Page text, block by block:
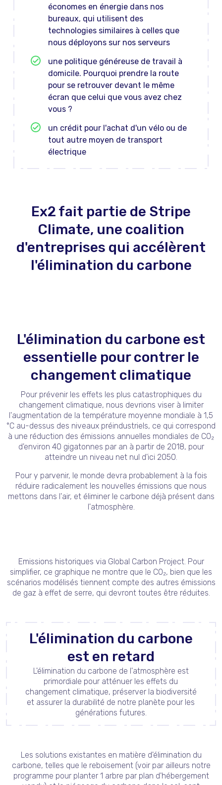
économes en énergie dans nos
bureaux, qui utilisent des
technologies similaires à celles que
nous déployons sur nos serveurs
une politique généreuse de travail à
domicile. Pourquoi prendre la route
pour se retrouver devant le même
écran que celui que vous avez chez
vous ?
un crédit pour l'achat d'un vélo ou de
tout autre moyen de transport
électrique
Ex2 fait partie de Stripe
Climate, une coalition
d'entreprises qui accélèrent
l'élimination du carbone
L'élimination du carbone est
essentielle pour contrer le
changement climatique
Pour prévenir les effets les plus catastrophiques du
changement climatique, nous devrions viser à limiter
l'augmentation de la température moyenne mondiale à 1,5
°C au-dessus des niveaux préindustriels, ce qui correspond
à une réduction des émissions annuelles mondiales de CO₂
d'environ 40 gigatonnes par an à partir de 2018, pour
atteindre un niveau net nul d'ici 2050.
Pour y parvenir, le monde devra probablement à la fois
réduire radicalement les nouvelles émissions que nous
mettons dans l'air, et éliminer le carbone déjà présent dans
l'atmosphère.
Emissions historiques via Global Carbon Project. Pour
simplifier, ce graphique ne montre que le CO₂, bien que les
scénarios modélisés tiennent compte des autres émissions
de gaz à effet de serre, qui devront toutes être réduites.
L'élimination du carbone
est en retard
L'élimination du carbone de l'atmosphère est
primordiale pour atténuer les effets du
changement climatique, préserver la biodiversité
et assurer la durabilité de notre planète pour les
générations futures.
Les solutions existantes en matière d'élimination du
carbone, telles que le reboisement (voir par ailleurs notre
programme pour planter 1 arbre par plan d'hébergement